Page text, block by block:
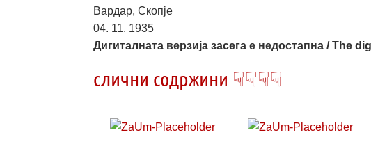
Вардар, Скопје
04. 11. 1935
Дигиталната верзија засега е недостапна / The
слични содржини ☟☟☟☟